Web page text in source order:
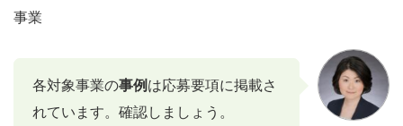
事業
各対象事業の事例 は応募要項に掲載さ
れています。確認しましょう。